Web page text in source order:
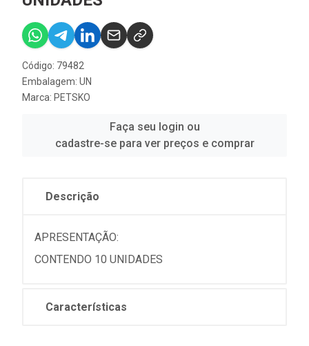
Código: 79482
Embalagem: UN
Marca: PETSKO
Faça seu login ou
cadastre-se para ver preços e comprar
Descrição
APRESENTAÇÃO:
CONTENDO 10 UNIDADES
Características